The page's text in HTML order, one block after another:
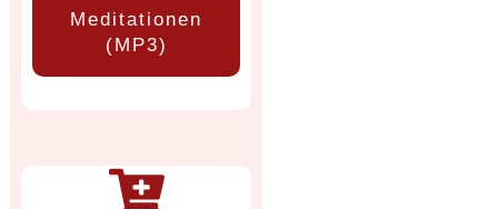
Meditationen
(MP3)